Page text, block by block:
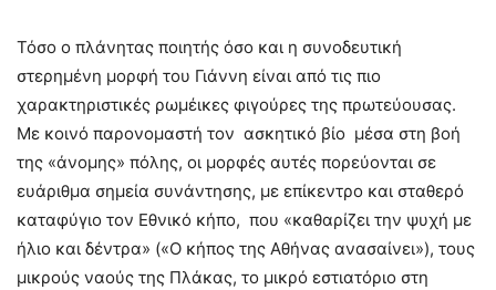
Τόσο ο πλάνητας ποιητής όσο και η συνοδευτική
στερημένη μορφή του Γιάννη είναι από τις πιο
χαρακτηριστικές ρωμέικες φιγούρες της πρωτεύουσας.
Με κοινό παρονομαστή τον ασκητικό βίο μέσα στη βοή
της «άνομης» πόλης, οι μορφές αυτές πορεύονται σε
ευάριθμα σημεία συνάντησης, με επίκεντρο και σταθερό
καταφύγιο τον Εθνικό κήπο, που «καθαρίζει την ψυχή με
ήλιο και δέντρα» («Ο κήπος της Αθήνας ανασαίνει»), τους
μικρούς ναούς της Πλάκας, το μικρό εστιατόριο στη